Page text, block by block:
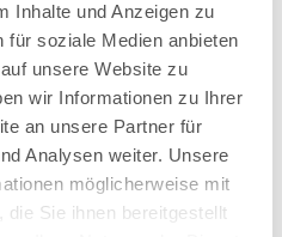
Inhalte und Anzeigen zu
für soziale Medien anbieten
unsere Website zu
wir Informationen zu Ihrer
an unsere Partner für
Analysen weiter. Unsere
möglicherweise mit
Sie ihnen bereitgestellt
ab 99,- frachtfrei
mit Gewindeanschluss, 10 m